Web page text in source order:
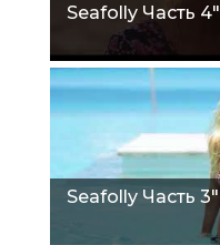
Seafolly Часть 4"
Seafolly Часть 3"